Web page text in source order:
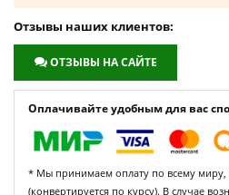
Отзывы наших клиентов:
ОТЗЫВЫ НА САЙТЕ
Оплачивайте удобным для вас
* Мы принимаем оплату по всему миру,
(конвертируется по курсу). В случае